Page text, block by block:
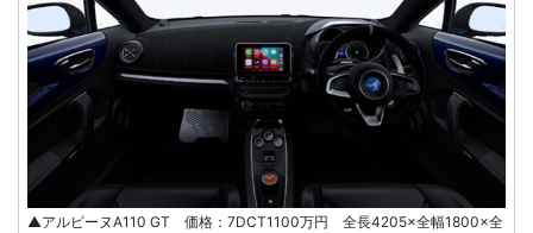
▲アルピーヌA110 GT 価格：7DCT1100万円 全長4205×全幅1800×全